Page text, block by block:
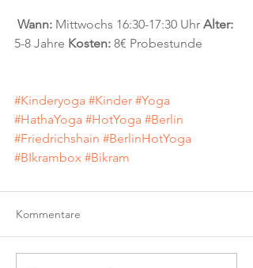
Wann: Mittwochs 16:30-17:30 Uhr Alter:
5-8 Jahre Kosten: 8€ Probestunde
#Kinderyoga #Kinder #Yoga
#HathaYoga #HotYoga #Berlin
#Friedrichshain #BerlinHotYoga
#BIkrambox #Bikram
Kommentare